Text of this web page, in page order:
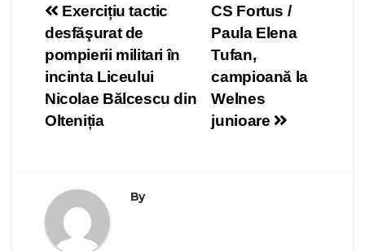
Navigare
în
articole
CS Fortus /
Paula Elena
Tufan,
campioană la
Welnes
junioare
Exercițiu tactic
desfăşurat de
pompierii militari în
incinta Liceului
Nicolae Bălcescu din
Olteniția
By